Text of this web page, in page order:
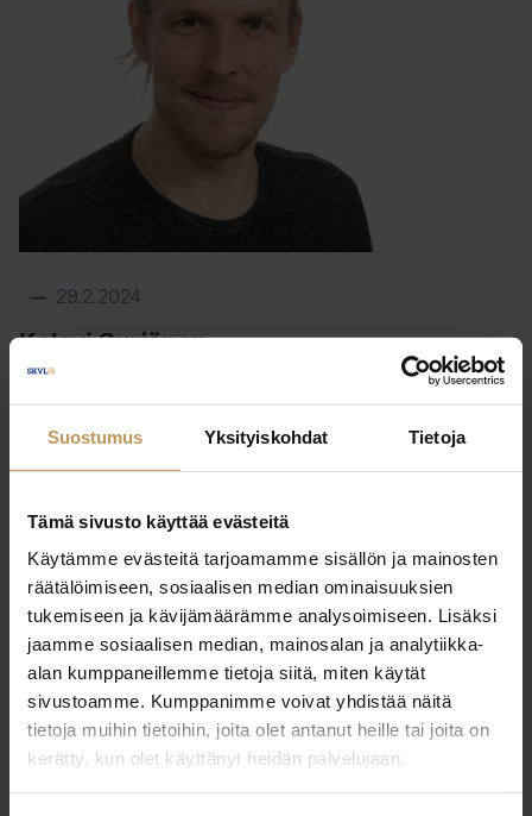
Suostumus Yksityiskohdat Tietoja
Tämä sivusto käyttää evästeitä
Käytämme evästeitä tarjoamamme sisällön ja mainosten
räätälöimiseen, sosiaalisen median ominaisuuksien
tukemiseen ja kävijämäärämme analysoimiseen. Lisäksi
jaamme sosiaalisen median, mainosalan ja analytiikka-
alan kumppaneillemme tietoja siitä, miten käytät
sivustoamme. Kumppanimme voivat yhdistää näitä
tietoja muihin tietoihin, joita olet antanut heille tai joita on
kerätty, kun olet käyttänyt heidän palvelujaan.
29.2.2024
Kalevi Syrjänen